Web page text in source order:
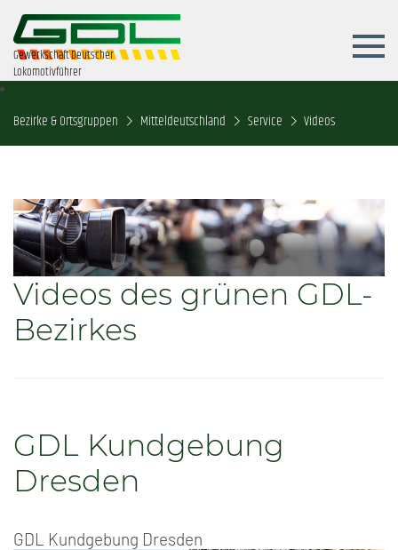
Gewerkschaft Deutscher
Lokomotivführer
Bezirke & Ortsgruppen Mitteldeutschland Service Videos
Videos des grünen GDL-
Bezirkes
GDL Kundgebung
Dresden
GDL Kundgebung Dresden